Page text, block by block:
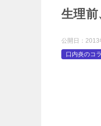
生理
公開日： 2013
口内炎のコ